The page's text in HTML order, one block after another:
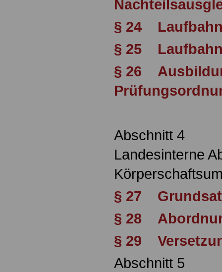
§ 24
§ 25
§ 26
Abschnitt 4
Landesinterne
§ 27
§ 28
§ 29
Abschnitt 5